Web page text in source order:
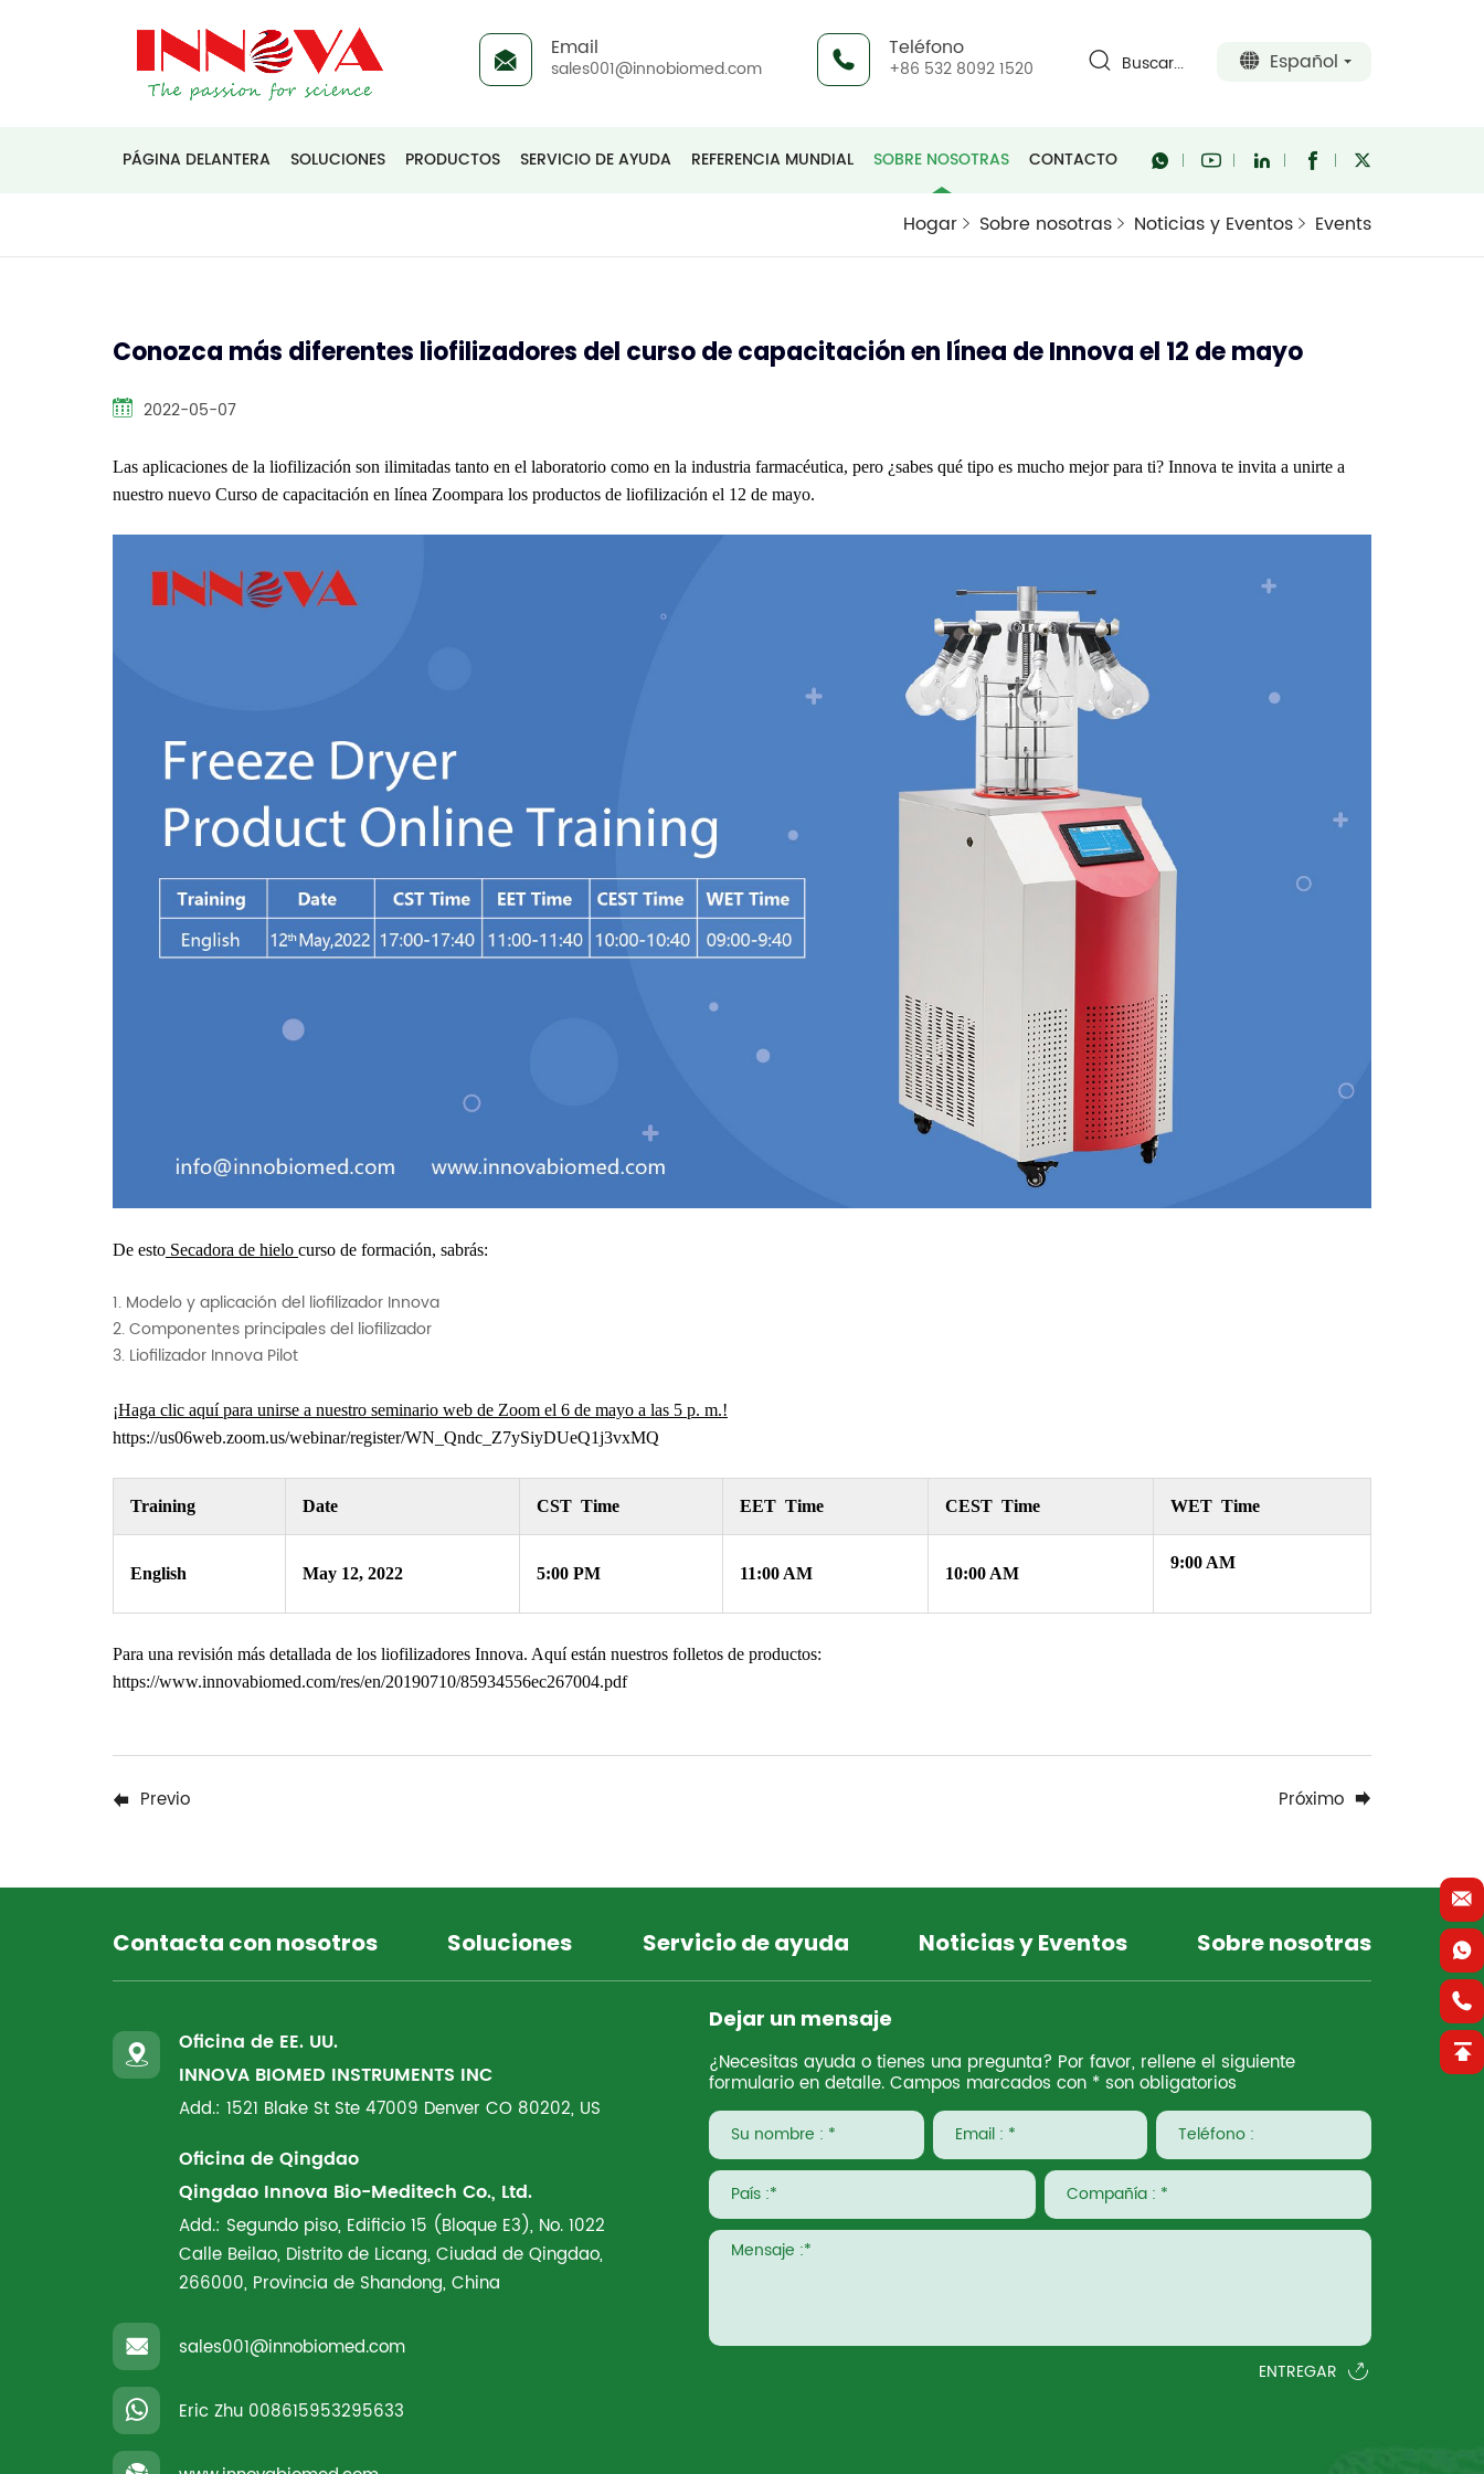
Español
Buscar...
Email
sales001@innobiomed.com
Teléfono
+86 532 8092 1520
PÁGINA DELANTERA SOLUCIONES PRODUCTOS SERVICIO DE AYUDA REFERENCIA MUNDIAL SOBRE NOSOTRAS CONTACTO
Hogar Sobre nosotras Noticias y Eventos Events
Conozca más diferentes liofilizadores del curso de capacitación en línea de Innova el 12 de mayo
2022-05-07
Las aplicaciones de la liofilización son ilimitadas tanto en el laboratorio como en la industria farmacéutica, pero ¿sabes qué tipo es mucho mejor para ti? Innova te invita a unirte a
nuestro nuevo Curso de capacitación en línea Zoompara los productos de liofilización el 12 de mayo.
De esto Secadora de hielo curso de formación, sabrás:
1. Modelo y aplicación del liofilizador Innova
2. Componentes principales del liofilizador
3. Liofilizador Innova Pilot
¡Haga clic aquí para unirse a nuestro seminario web de Zoom el 6 de mayo a las 5 p. m.!
https://us06web.zoom.us/webinar/register/WN_Qndc_Z7ySiyDUeQ1j3vxMQ
Training Date CST Time EET Time CEST Time WET Time
English May 12, 2022 5:00 PM 11:00 AM 10:00 AM
9:00 AM
Para una revisión más detallada de los liofilizadores Innova. Aquí están nuestros folletos de productos:
https://www.innovabiomed.com/res/en/20190710/85934556ec267004.pdf
Previo Próximo
Contacta con nosotros Soluciones Servicio de ayuda Noticias y Eventos Sobre nosotras
Oficina de EE. UU.
INNOVA BIOMED INSTRUMENTS INC
Add.: 1521 Blake St Ste 47009 Denver CO 80202, US
Oficina de Qingdao
Qingdao Innova Bio-Meditech Co., Ltd.
Add.: Segundo piso, Edificio 15 (Bloque E3), No. 1022
Calle Beilao, Distrito de Licang, Ciudad de Qingdao,
266000, Provincia de Shandong, China
sales001@innobiomed.com
Eric Zhu 008615953295633
Dejar un mensaje
¿Necesitas ayuda o tienes una pregunta? Por favor, rellene el siguiente
formulario en detalle. Campos marcados con * son obligatorios
ENTREGAR